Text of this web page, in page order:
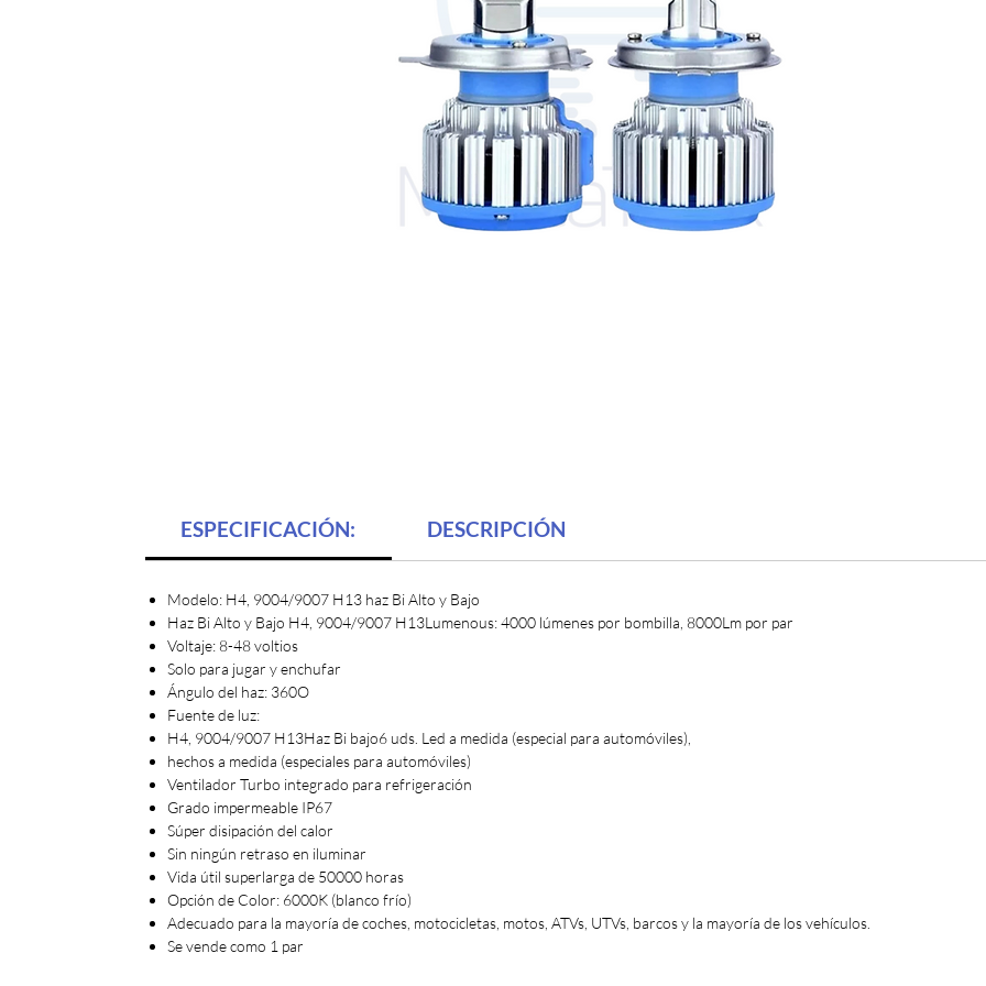
ESPECIFICACIÓN: DESCRIPCIÓN
Modelo: H4, 9004/9007 H13 haz Bi Alto y Bajo
Haz Bi Alto y Bajo H4, 9004/9007 H13Lumenous: 4000 lúmenes por bombilla, 8000Lm por par
Voltaje: 8-48 voltios
Solo para jugar y enchufar
Ángulo del haz: 360O
Fuente de luz:
H4, 9004/9007 H13Haz Bi bajo6 uds. Led a medida (especial para automóviles),
hechos a medida (especiales para automóviles)
Ventilador Turbo integrado para refrigeración
Grado impermeable IP67
Súper disipación del calor
Sin ningún retraso en iluminar
Vida útil superlarga de 50000 horas
Opción de Color: 6000K (blanco frío)
Adecuado para la mayoría de coches, motocicletas, motos, ATVs, UTVs, barcos y la mayoría de los vehículos.
Se vende como 1 par